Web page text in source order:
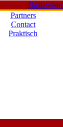
Partners
Contact
Praktisch